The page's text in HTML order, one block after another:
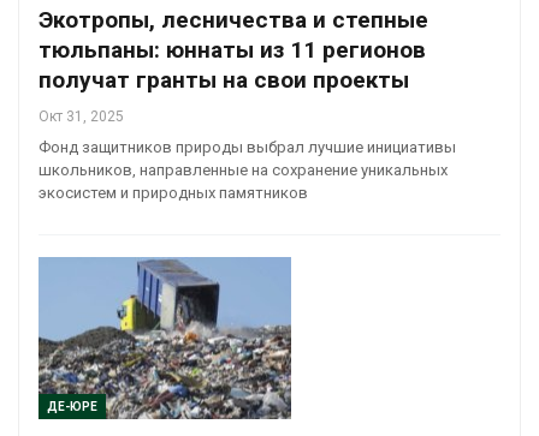
Экотропы, лесничества и степные
тюльпаны: юннаты из 11 регионов
получат гранты на свои проекты
Окт 31, 2025
Фонд защитников природы выбрал лучшие инициативы
школьников, направленные на сохранение уникальных
экосистем и природных памятников
ДЕ-ЮРЕ